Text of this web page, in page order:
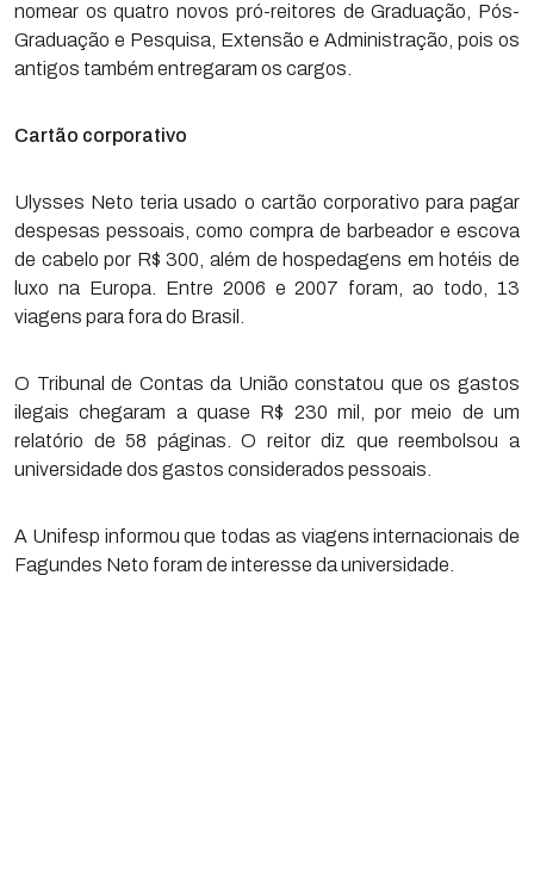
nomear os quatro novos pró-reitores de Graduação, Pós-
Graduação e Pesquisa, Extensão e Administração, pois os
antigos também entregaram os cargos.
Cartão corporativo
Ulysses Neto teria usado o cartão corporativo para pagar
despesas pessoais, como compra de barbeador e escova
de cabelo por R$ 300, além de hospedagens em hotéis de
luxo na Europa. Entre 2006 e 2007 foram, ao todo, 13
viagens para fora do Brasil.
O Tribunal de Contas da União constatou que os gastos
ilegais chegaram a quase R$ 230 mil, por meio de um
relatório de 58 páginas. O reitor diz que reembolsou a
universidade dos gastos considerados pessoais.
A Unifesp informou que todas as viagens internacionais de
Fagundes Neto foram de interesse da universidade.